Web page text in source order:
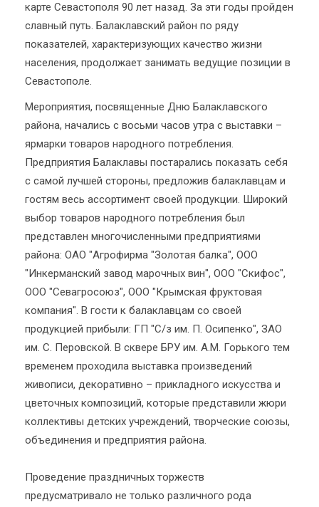
карте Севастополя 90 лет назад. За эти годы пройден
славный путь. Балаклавский район по ряду
показателей, характеризующих качество жизни
населения, продолжает занимать ведущие позиции в
Севастополе.
Мероприятия, посвященные Дню Балаклавского
района, начались с восьми часов утра с выставки –
ярмарки товаров народного потребления.
Предприятия Балаклавы постарались показать себя
с самой лучшей стороны, предложив балаклавцам и
гостям весь ассортимент своей продукции. Широкий
выбор товаров народного потребления был
представлен многочисленными предприятиями
района: ОАО "Агрофирма "Золотая балка", ООО
"Инкерманский завод марочных вин", ООО "Скифос",
ООО "Севагросоюз", ООО "Крымская фруктовая
компания". В гости к балаклавцам со своей
продукцией прибыли: ГП "С/з им. П. Осипенко", ЗАО
им. С. Перовской. В сквере БРУ им. А.М. Горького тем
временем проходила выставка произведений
живописи, декоративно – прикладного искусства и
цветочных композиций, которые представили жюри
коллективы детских учреждений, творческие союзы,
объединения и предприятия района.
Проведение праздничных торжеств
предусматривало не только различного рода